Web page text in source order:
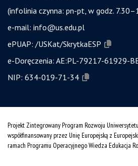
(infolinia czynna: pn-pt, w godz.
e-mail: info@us.edu.pl
ePUAP: /USKat/SkrytkaESP
e-Doręczenia: AE:PL-79217-61929-
NIP: 634-019-71-34
Projekt Zintegrowany Program Rozwoju
współfinansowany przez Unię Europejską z
ramach Programu Operacyjnego Wiedza Edukacja